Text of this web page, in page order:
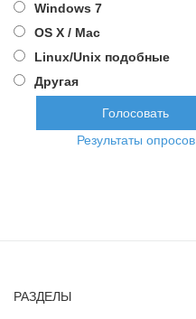
Windows 7
OS X / Mac
Linux/Unix подобные
Другая
Результаты опросов
РАЗДЕЛЫ